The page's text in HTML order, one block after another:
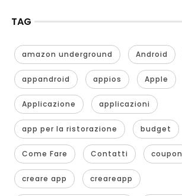
TAG
amazon underground Android
appandroid appios Apple
Applicazione applicazioni
app per la ristorazione budget
Come Fare Contatti coupon
creare app creareapp